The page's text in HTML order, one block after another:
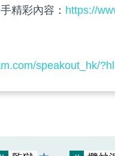
精彩內容： https://
speakout_hk/